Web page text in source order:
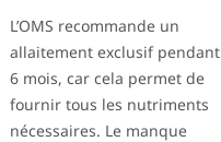
L’OMS recommande un
allaitement exclusif pendant
6 mois, car cela permet de
fournir tous les nutriments
nécessaires. Le manque